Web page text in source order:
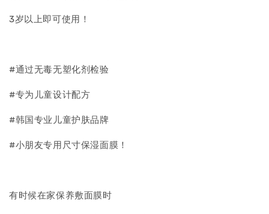
3岁以上即可使用！
#通过无毒无塑化剂检验
#专为儿童设计配方
#韩国专业儿童护肤品牌
#小朋友专用尺寸保湿面膜！
有时候在家保养敷面膜时